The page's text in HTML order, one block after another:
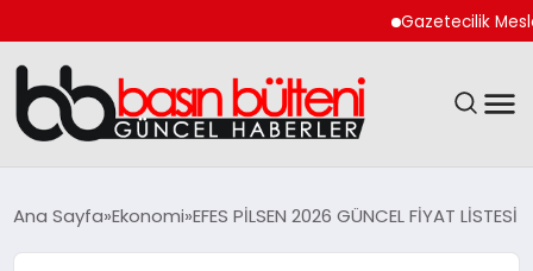
Gazetecilik Meslek
GÜNCEL
Ana Sayfa Ekonomi EFES PİLSEN 2026 GÜNCEL FİYAT LİSTESİ